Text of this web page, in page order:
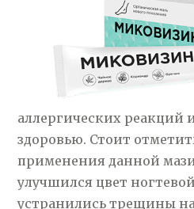
аллергических реакций
здоровью. Стоит
применения данной
улучшился цвет
устранились трещины